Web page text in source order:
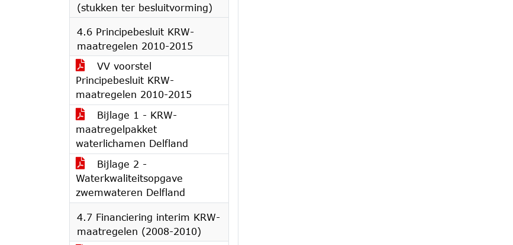
(stukken ter besluitvorming)
4.6 Principebesluit KRW-
maatregelen 2010-2015
VV voorstel
Principebesluit KRW-
maatregelen 2010-2015
Bijlage 1 - KRW-
maatregelpakket
waterlichamen Delfland
Bijlage 2 -
Waterkwaliteitsopgave
zwemwateren Delfland
4.7 Financiering interim KRW-
maatregelen (2008-2010)